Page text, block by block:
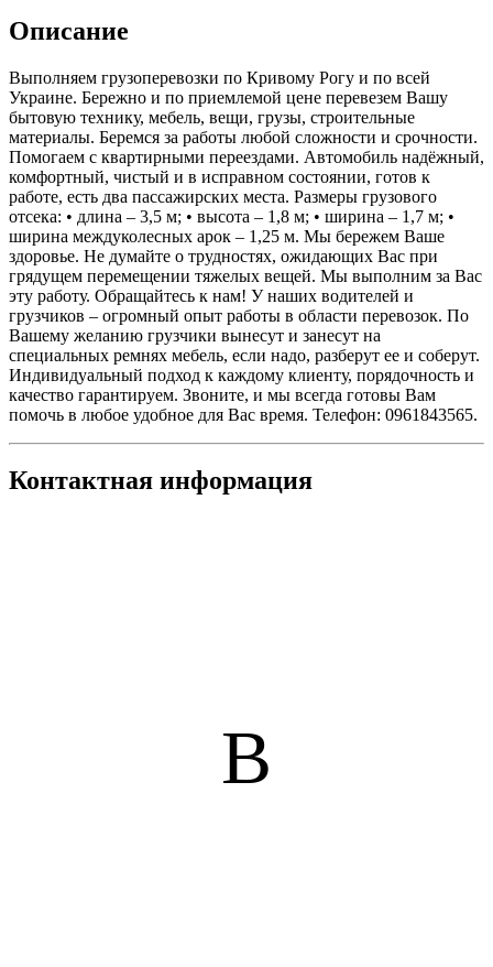
Описание
Выполняем грузоперевозки по Кривому Рогу и по всей
Украине. Бережно и по приемлемой цене перевезем Вашу
бытовую технику, мебель, вещи, грузы, строительные
материалы. Беремся за работы любой сложности и срочности.
Помогаем с квартирными переездами. Автомобиль надёжный,
комфортный, чистый и в исправном состоянии, готов к
работе, есть два пассажирских места. Размеры грузового
отсека: • длина – 3,5 м; • высота – 1,8 м; • ширина – 1,7 м; •
ширина междуколесных арок – 1,25 м. Мы бережем Ваше
здоровье. Не думайте о трудностях, ожидающих Вас при
грядущем перемещении тяжелых вещей. Мы выполним за Вас
эту работу. Обращайтесь к нам! У наших водителей и
грузчиков – огромный опыт работы в области перевозок. По
Вашему желанию грузчики вынесут и занесут на
специальных ремнях мебель, если надо, разберут ее и соберут.
Индивидуальный подход к каждому клиенту, порядочность и
качество гарантируем. Звоните, и мы всегда готовы Вам
помочь в любое удобное для Вас время. Телефон: 0961843565.
Контактная информация
В